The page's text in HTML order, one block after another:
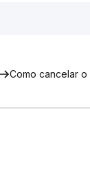
Como cancelar o